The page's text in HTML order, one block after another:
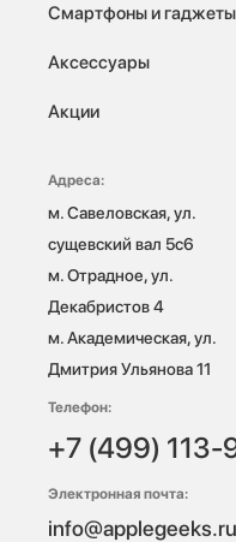
Смартфоны и гаджеты
Аксессуары
Акции
Адреса:
м. Савеловская, ул.
сущевский вал 5с6
м. Отрадное, ул.
Декабристов 4
м. Академическая, ул.
Дмитрия Ульянова 11
Телефон:
+7 (499) 113-
Электронная почта:
info@applegeeks.ru